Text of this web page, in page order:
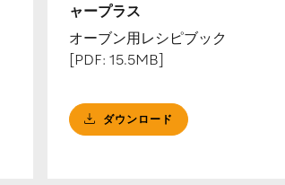
ャープラス
オーブン用レシピブック
[PDF: 15.5MB]
ダウンロード